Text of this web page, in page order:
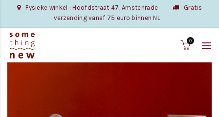
Fysieke winkel : Hoofdstraat 47, Amstenrade
Gratis
verzending vanaf 75 euro binnen NL
0